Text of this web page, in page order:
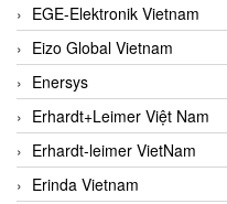
EGE-Elektronik Vietnam
Eizo Global Vietnam
Enersys
Erhardt+Leimer Việt Nam
Erhardt-leimer VietNam
Erinda Vietnam